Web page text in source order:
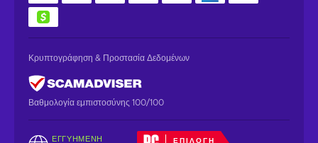
Κρυπτογράφηση & Προστασία Δεδομένων
Βαθμολογία εμπιστοσύνης 100/100
ΕΓΓΥΗΜΈΝΗ
ΕΠΙΛΟΓΉ